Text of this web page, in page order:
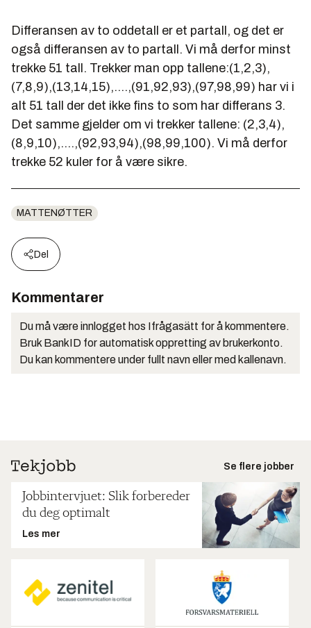
Differansen av to oddetall er et partall, og det er
også differansen av to partall. Vi må derfor minst
trekke 51 tall. Trekker man opp tallene:(1,2,3),
(7,8,9),(13,14,15),....,(91,92,93),(97,98,99) har vi i
alt 51 tall der det ikke fins to som har differans 3.
Det samme gjelder om vi trekker tallene: (2,3,4),
(8,9,10),....,(92,93,94),(98,99,100). Vi må derfor
trekke 52 kuler for å være sikre.
MATTENØTTER
Del
Kommentarer
Du må være innlogget hos Ifrågasätt for å kommentere.
Bruk BankID for automatisk oppretting av brukerkonto.
Du kan kommentere under fullt navn eller med kallenavn.
Se flere jobber
Jobbintervjuet: Slik forbereder
du deg optimalt
Les mer